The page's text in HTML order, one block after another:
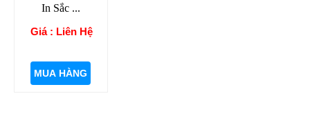
In Sắc ...
Giá : Liên Hệ
MUA HÀNG